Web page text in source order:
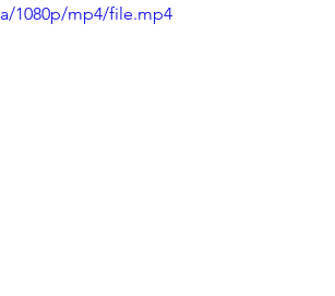
a/1080p/mp4/file.mp4